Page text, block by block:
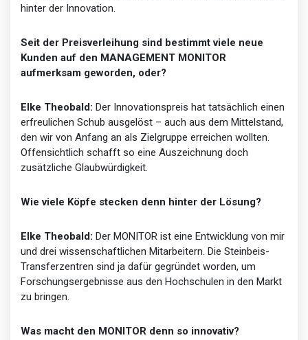
hinter der Innovation.
Seit der Preisverleihung sind bestimmt viele neue
Kunden auf den MANAGEMENT MONITOR
aufmerksam geworden, oder?
Elke Theobald: Der Innovationspreis hat tatsächlich einen
erfreulichen Schub ausgelöst – auch aus dem Mittelstand,
den wir von Anfang an als Zielgruppe erreichen wollten.
Offensichtlich schafft so eine Auszeichnung doch
zusätzliche Glaubwürdigkeit.
Wie viele Köpfe stecken denn hinter der Lösung?
Elke Theobald: Der MONITOR ist eine Entwicklung von mir
und drei wissenschaftlichen Mitarbeitern. Die Steinbeis-
Transferzentren sind ja dafür gegründet worden, um
Forschungsergebnisse aus den Hochschulen in den Markt
zu bringen.
Was macht den MONITOR denn so innovativ?